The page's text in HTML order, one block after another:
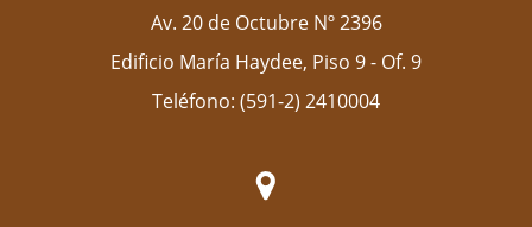
Av. 20 de Octubre Nº 2396
Edificio María Haydee, Piso 9 - Of. 9
Teléfono: (591-2) 2410004